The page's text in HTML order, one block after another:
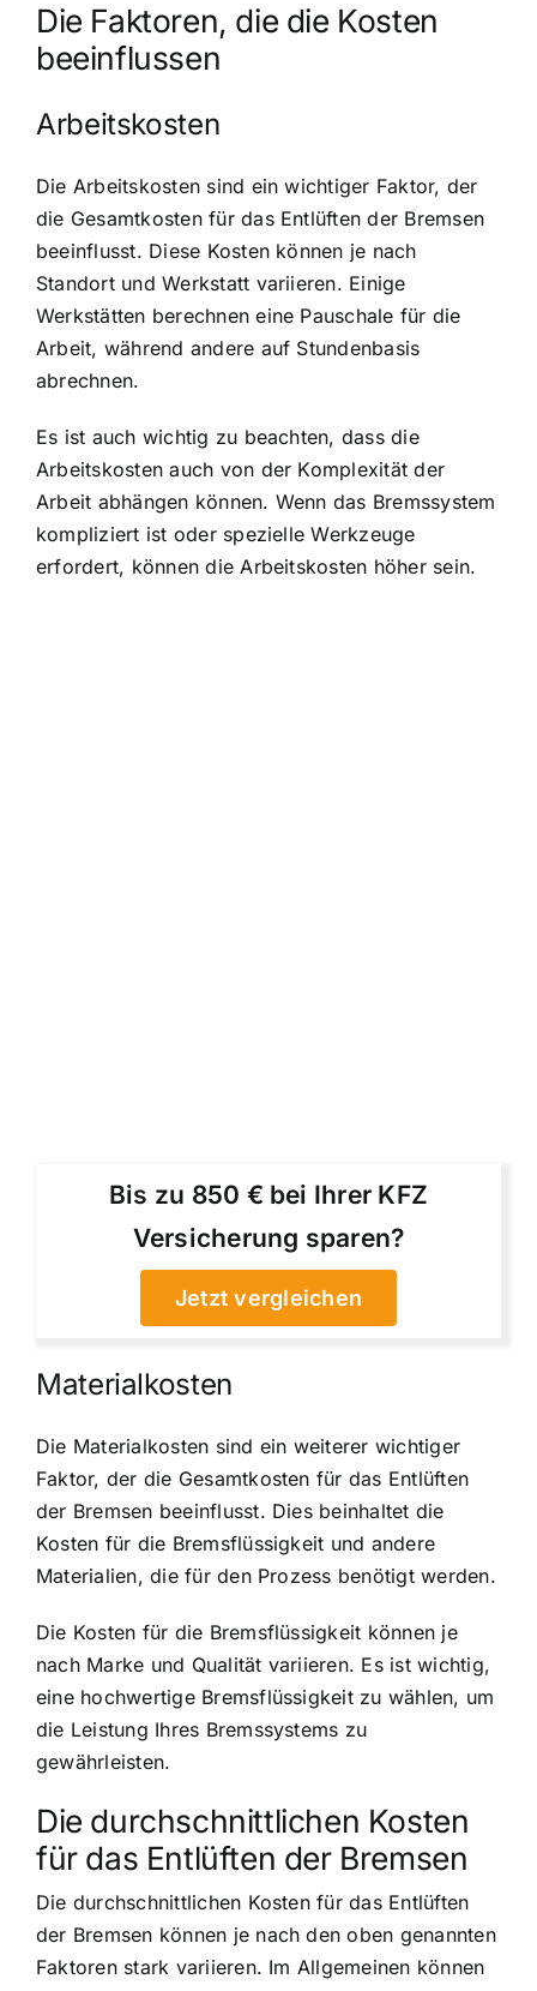
Die Faktoren, die die Kosten
beeinflussen
Arbeitskosten
Die Arbeitskosten sind ein wichtiger Faktor, der
die Gesamtkosten für das Entlüften der Bremsen
beeinflusst. Diese Kosten können je nach
Standort und Werkstatt variieren. Einige
Werkstätten berechnen eine Pauschale für die
Arbeit, während andere auf Stundenbasis
abrechnen.
Es ist auch wichtig zu beachten, dass die
Arbeitskosten auch von der Komplexität der
Arbeit abhängen können. Wenn das Bremssystem
kompliziert ist oder spezielle Werkzeuge
erfordert, können die Arbeitskosten höher sein.
Bis zu 850 € bei Ihrer KFZ
Versicherung sparen?
Jetzt vergleichen
Materialkosten
Die Materialkosten sind ein weiterer wichtiger
Faktor, der die Gesamtkosten für das Entlüften
der Bremsen beeinflusst. Dies beinhaltet die
Kosten für die Bremsflüssigkeit und andere
Materialien, die für den Prozess benötigt werden.
Die Kosten für die Bremsflüssigkeit können je
nach Marke und Qualität variieren. Es ist wichtig,
eine hochwertige Bremsflüssigkeit zu wählen, um
die Leistung Ihres Bremssystems zu
gewährleisten.
Die durchschnittlichen Kosten
für das Entlüften der Bremsen
Die durchschnittlichen Kosten für das Entlüften
der Bremsen können je nach den oben genannten
Faktoren stark variieren. Im Allgemeinen können